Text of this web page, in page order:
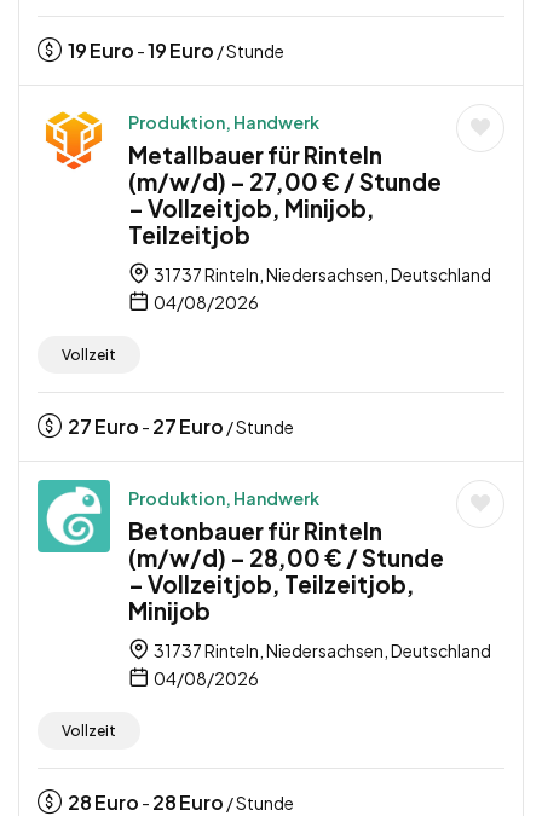
19Euro -19Euro / Stunde
Produktion, Handwerk
Metallbauer für Rinteln
(m/w/d) – 27,00 € / Stunde
– Vollzeitjob, Minijob,
Teilzeitjob
31737 Rinteln, Niedersachsen, Deutschland
04/08/2026
Vollzeit
27Euro - 27Euro / Stunde
Produktion, Handwerk
Betonbauer für Rinteln
(m/w/d) – 28,00 € / Stunde
– Vollzeitjob, Teilzeitjob,
Minijob
31737 Rinteln, Niedersachsen, Deutschland
04/08/2026
Vollzeit
28Euro - 28Euro / Stunde